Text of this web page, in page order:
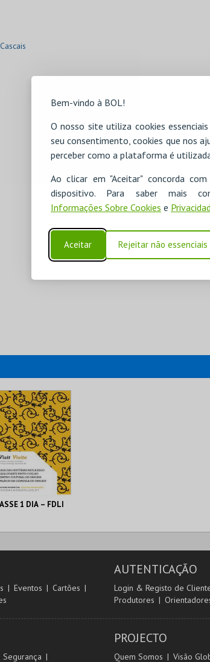
Bem-vindo à BOL!
O nosso site utiliza cookies
seu consentimento, cookies que nos
perceber como a plataforma é
Ao clicar em "Aceitar" concorda
dispositivo. Para saber mais
Informações Sobre Cookies e
Aceitar Rejeitar não essenciais
1 DIA – FDLI
Eventos
Cartões
AUTENTICAÇÃO
Login & Registo de
Produtores
PROJECTO
Quem Somos Visão